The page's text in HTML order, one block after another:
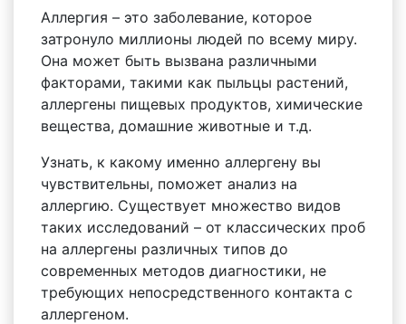
Аллергия – это заболевание, которое
затронуло миллионы людей по всему миру.
Она может быть вызвана различными
факторами, такими как пыльцы растений,
аллергены пищевых продуктов, химические
вещества, домашние животные и т.д.
Узнать, к какому именно аллергену вы
чувствительны, поможет анализ на
аллергию. Существует множество видов
таких исследований – от классических проб
на аллергены различных типов до
современных методов диагностики, не
требующих непосредственного контакта с
аллергеном.